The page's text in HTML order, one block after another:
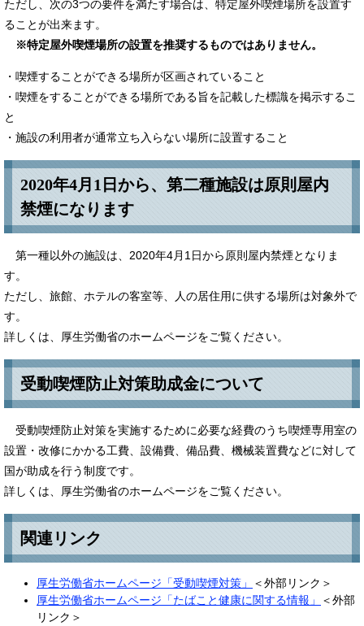
ただし、次の3つの要件を満たす場合は、特定屋外喫煙場所を設置す
ることが出来ます。
※特定屋外喫煙場所の設置を推奨するものではありません。
・喫煙することができる場所が区画されていること
・喫煙をすることができる場所である旨を記載した標識を掲示するこ
と
・施設の利用者が通常立ち入らない場所に設置すること
2020年4月1日から、第二種施設は原則屋内
禁煙になります
第一種以外の施設は、2020年4月1日から原則屋内禁煙となりま
す。
ただし、旅館、ホテルの客室等、人の居住用に供する場所は対象外で
す。
詳しくは、厚生労働省のホームページをご覧ください。
受動喫煙防止対策助成金について
受動喫煙防止対策を実施するために必要な経費のうち喫煙専用室の
設置・改修にかかる工費、設備費、備品費、機械装置費などに対して
国が助成を行う制度です。
詳しくは、厚生労働省のホームページをご覧ください。
関連リンク
厚生労働省ホームページ「受動喫煙対策」
＜外部リンク＞
厚生労働省ホームページ「たばこと健康に関する情報」
＜外部
リンク＞